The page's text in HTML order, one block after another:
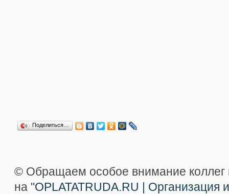
Поделиться…
© Обращаем особое внимание коллег
на "OPLATATRUDA.RU | Организация